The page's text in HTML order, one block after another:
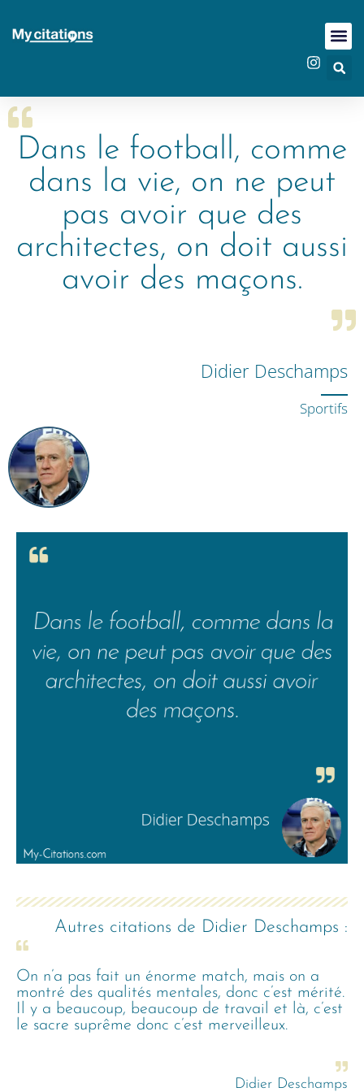
Dans le football, comme
dans la vie, on ne peut
pas avoir que des
architectes, on doit aussi
avoir des maçons.
Didier Deschamps
Sportifs
Autres citations de Didier Deschamps :
On n’a pas fait un énorme match, mais on a
montré des qualités mentales, donc c’est mérité.
Il y a beaucoup, beaucoup de travail et là, c’est
le sacre suprême donc c’est merveilleux.
Didier Deschamps